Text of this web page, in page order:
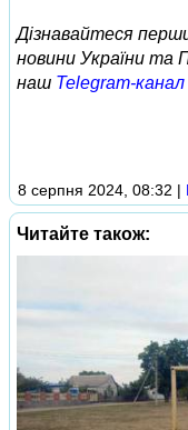
Дізнавайтеся
новини України та
наш Telegram-канал
8 серпня 2024, 08:32 |
Читайте також: